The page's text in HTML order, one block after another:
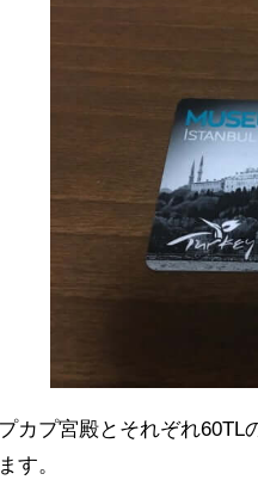
カプ宮殿とそれぞれ
す。